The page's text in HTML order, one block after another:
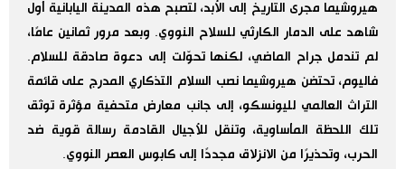
الأقسام
صور
أشخاص
الأكثر تفاعلا
اللغة اليابانية تواصل معنا
هيروشيما مجرى التاريخ إلى الأبد، لتصبح هذه المدينة اليابانية أول
شاهد على الدمار الكارثي للسلاح النووي. وبعد مرور ثمانين عامًا،
لم تندمل جراح الماضي، لكنها تحوّلت إلى دعوة صادقة للسلام.
فاليوم، تحتضن هيروشيما نصب السلام التذكاري المدرج على قائمة
التراث العالمي لليونسكو، إلى جانب معارض متحفية مؤثرة توثق
تلك اللحظة المأساوية، وتنقل للأجيال القادمة رسالة قوية ضد
الحرب، وتحذيرًا من الانزلاق مجددًا إلى كابوس العصر النووي.